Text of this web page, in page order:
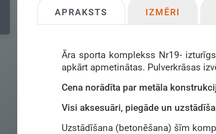
APRAKSTS IZMĒRI
Āra sporta komplekss Nr19-
apkārt apmetinātas. Pulverkrāsas
Cena norādītapar metāla
Visi aksesuāri, piegāde un
Uzstādīšana (betonēšana) šīm